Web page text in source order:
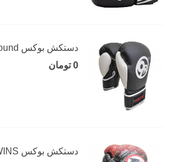
دستکش بوکس 9Round
0 تومان
دستکش بوکس TWINS مدل Full